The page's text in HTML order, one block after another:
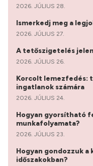
2026. JÚLIUS 28.
Ismerkedj meg a
2026. JÚLIUS 27.
A tetőszigetelés
2026. JÚLIUS 26.
Korcolt lemezfedés:
ingatlanok számára
2026. JÚLIUS 24.
Hogyan gyorsítható
munkafolyamata?
2026. JÚLIUS 23.
Hogyan gondozzuk
időszakokban?